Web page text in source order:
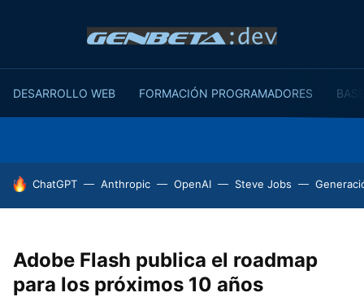
DESARROLLO WEB FORMACIÓN PROGRAMADORES
HOY SE HABLA DE
ChatGPT Anthropic OpenAI Steve Jobs
Adobe Flash publica el roadmap
para los próximos 10 años